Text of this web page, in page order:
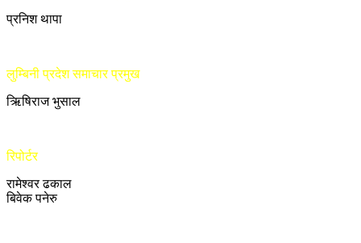
प्रनिश थापा
लुम्बिनी प्रदेश समाचार प्रमुख
ऋिषिराज भुसाल
रिपोर्टर
रामेश्वर ढकाल
बिवेक पनेरु